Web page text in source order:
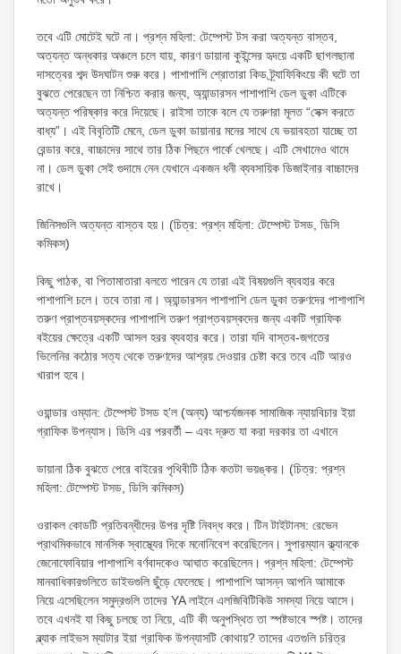
তবে এটি মোটেই ঘটে না। প্রশ্ন মহিলা: টেম্পেস্ট টস করা অত্যন্ত বাস্তব,
অত্যন্ত অন্ধকার অঞ্চলে চলে যায়, কারণ ডায়ানা কুইন্সের হৃদয়ে একটি ছাগলছানা
দাসত্বের শব্দ উদঘাটন শুরু করে। পাশাপাশি শ্রোতারা কিড ট্র্যাফিকিংয়ে কী ঘটে তা
বুঝতে পেরেছেন তা নিশ্চিত করার জন্য, অ্যান্ডারসন পাশাপাশি ডেল ডুকা এটিকে
অত্যন্ত পরিষ্কার করে দিয়েছে। রাইসা তাকে বলে যে তরুণরা মূলত “সেক্স করতে
বাধ্য”। এই বিবৃতিটি মেনে, ডেল ডুকা ডায়ানার মনের সাথে যে ভয়াবহতা যাচ্ছে তা
রেন্ডার করে, বাচ্চাদের সাথে তার ঠিক পিছনে পার্কে খেলছে। এটি সেখানেও থামে
না। ডেল ডুকা সেই গুদামে নেন যেখানে একজন ধনী ব্যবসায়িক ডিজাইনার বাচ্চাদের
রাখে।
জিনিসগুলি অত্যন্ত বাস্তব হয়। (চিত্র: প্রশ্ন মহিলা: টেম্পেস্ট টসড, ডিসি
কমিকস)
কিছু পাঠক, বা পিতামাতারা বলতে পারেন যে তারা এই বিষয়গুলি ব্যবহার করে
পাশাপাশি চলে। তবে তারা না। অ্যান্ডারসন পাশাপাশি ডেল ডুকা তরুণদের পাশাপাশি
তরুণ প্রাপ্তবয়স্কদের পাশাপাশি তরুণ প্রাপ্তবয়স্কদের জন্য একটি গ্রাফিক
বইয়ের ক্ষেত্রে একটি আসল হরর ব্যবহার করে। তারা যদি বাস্তব-জগতের
ভিলেনির কঠোর সত্য থেকে তরুণদের আশ্রয় দেওয়ার চেষ্টা করে তবে এটি আরও
খারাপ হবে।
ওয়ান্ডার ওম্যান: টেম্পেস্ট টসড হ’ল (অন্য) আশ্চর্যজনক সামাজিক ন্যায়বিচার ইয়া
গ্রাফিক উপন্যাস। ডিসি এর পরবর্তী – এবং দ্রুত যা করা দরকার তা এখানে
ডায়ানা ঠিক বুঝতে পেরে বাইরের পৃথিবীটি ঠিক কতটা ভয়ঙ্কর। (চিত্র: প্রশ্ন
মহিলা: টেম্পেস্ট টসড, ডিসি কমিকস)
ওরাকল কোডটি প্রতিবন্ধীদের উপর দৃষ্টি নিবদ্ধ করে। টিন টাইটানস: রেভেন
প্রাথমিকভাবে মানসিক স্বাস্থ্যের দিকে মনোনিবেশ করেছিলেন। সুপারম্যান ক্ল্যানকে
জেনোফোবিয়ার পাশাপাশি বর্ণবাদকেও আঘাত করেছিলেন। প্রশ্ন মহিলা: টেম্পেস্ট
মানবাধিকারগুলিতে ডাইভগুলি ছুঁড়ে ফেলেছে। পাশাপাশি আসন্ন আপনি আমাকে
নিয়ে এসেছিলেন সমুদ্রগুলি তাদের YA লাইনে এলজিবিটিকিউ সমস্যা নিয়ে আসে।
তবে এখনই যা কিছু চলছে তা নিয়ে, এটি কী অনুপস্থিত তা স্পষ্টভাবে স্পষ্ট। তাদের
ব্ল্যাক লাইভস ম্যাটার ইয়া গ্রাফিক উপন্যাসটি কোথায়? তাদের এতগুলি চরিত্র